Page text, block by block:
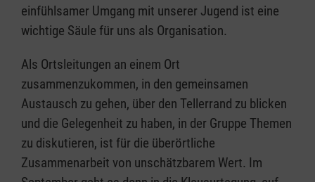
einfühlsamer Umgang mit unserer Jugend ist eine
wichtige Säule für uns als Organisation.
Als Ortsleitungen an einem Ort
zusammenzukommen, in den gemeinsamen
Austausch zu gehen, über den Tellerrand zu blicken
und die Gelegenheit zu haben, in der Gruppe Themen
zu diskutieren, ist für die überörtliche
Zusammenarbeit von unschätzbarem Wert. Im